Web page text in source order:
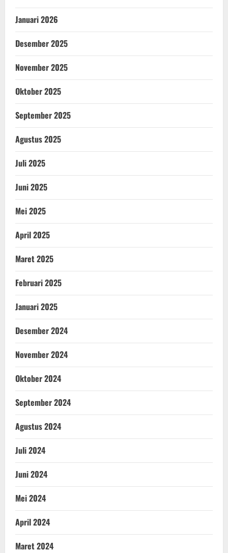
Januari 2026
Desember 2025
November 2025
Oktober 2025
September 2025
Agustus 2025
Juli 2025
Juni 2025
Mei 2025
April 2025
Maret 2025
Februari 2025
Januari 2025
Desember 2024
November 2024
Oktober 2024
September 2024
Agustus 2024
Juli 2024
Juni 2024
Mei 2024
April 2024
Maret 2024